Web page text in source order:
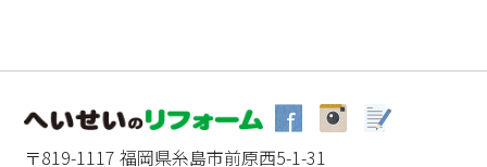
〒819-1117 福岡県糸島市前原西5-1-31